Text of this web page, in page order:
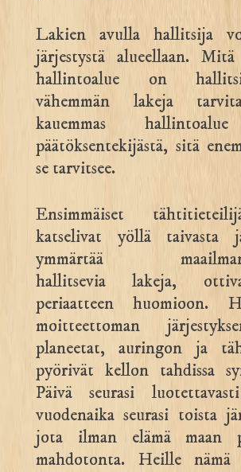
Lakien avulla hallitsija
järjestystä alueellaan. Mitä
hallintoalue on
vähemmän lakeja
kauemmas
päätöksentekijästä, sitä
se tarvitsee.
Ensimmäiset
katselivat yöllä taivasta
ymmärtää
hallitsevia lakeja,
periaatteen huomioon.
moitteettoman
planeetat, auringon ja
pyörivät kellon tahdissa
Päivä seurasi
vuodenaika seurasi toista
jota ilman elämä maan
mahdotonta. Heille